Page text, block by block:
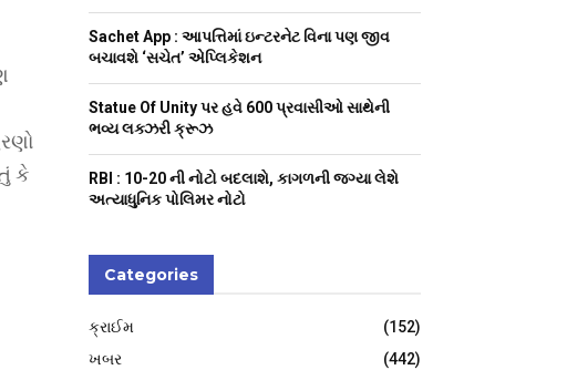
કે
Sachet App : આપત્તિમાં ઇન્ટરનેટ વિના પણ જીવ
બચાવશે ‘સચેત’ એપ્લિકેશન
Statue Of Unity પર હવે 600 પ્રવાસીઓ સાથેની
ભવ્ય લક્ઝરી ક્રૂઝ
RBI : ₹10-20 ની નોટો બદલાશે, કાગળની જગ્યા લેશે
અત્યાધુનિક પોલિમર નોટો
Categories
ક્રાઈમ
(152)
ખબર
(442)